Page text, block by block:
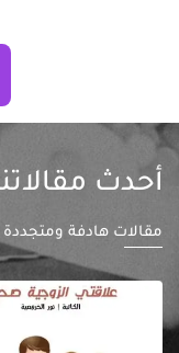
أحدث
مقالات هادفة ومتجددة